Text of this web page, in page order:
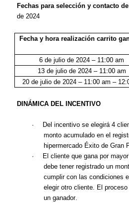
Fechas para selección y contacto
de 2024
Fecha y hora realización carrito
6 de julio de 2024 – 11:00 am
13 de julio de 2024 – 11:00 am
20 de julio de 2024 – 11:00 am –
DINÁMICA DEL INCENTIVO
·
Del incentivo se elegirá 4
monto acumulado en el
hipermercado Éxito de Gran
·
El cliente que gana por
debe tener registrado un
cumplir con las condiciones
elegir otro cliente. El
un ganador.